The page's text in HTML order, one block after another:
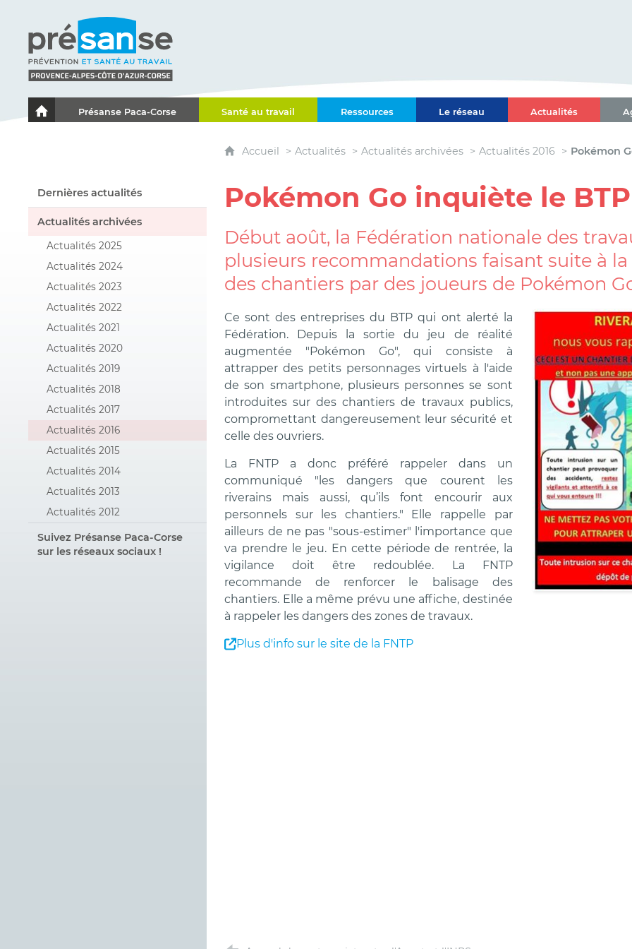
Le portail de l'Association des Services de Santé au Travail Paca-Corse
Présanse Paca-Corse Santé au travail Ressources Le réseau Actualités
Dernières actualités
Actualités archivées
Actualités 2025
Actualités 2024
Actualités 2023
Actualités 2022
Actualités 2021
Actualités 2020
Actualités 2019
Actualités 2018
Actualités 2017
Actualités 2016
Actualités 2015
Actualités 2014
Actualités 2013
Actualités 2012
Suivez Présanse Paca-Corse
sur les réseaux sociaux !
Accueil Actualités Actualités archivées Actualités 2016 Pokémon
Pokémon Go inquiète le BTP
Début août, la Fédération nationale des
plusieurs recommandations faisant suite à
des chantiers par des joueurs de Pokémon
Ce sont des entreprises du BTP qui ont alerté la
Fédération. Depuis la sortie du jeu de réalité
augmentée "Pokémon Go", qui consiste à
attrapper des petits personnages virtuels à l'aide
de son smartphone, plusieurs personnes se sont
introduites sur des chantiers de travaux publics,
compromettant dangereusement leur sécurité et
celle des ouvriers.
La FNTP a donc préféré rappeler dans un
communiqué "les dangers que courent les
riverains mais aussi, qu’ils font encourir aux
personnels sur les chantiers." Elle rappelle par
ailleurs de ne pas "sous-estimer" l'importance que
va prendre le jeu. En cette période de rentrée, la
vigilance doit être redoublée. La FNTP
recommande de renforcer le balisage des
chantiers. Elle a même prévu une affiche, destinée
à rappeler les dangers des zones de travaux.
Plus d'info sur le site de la FNTP